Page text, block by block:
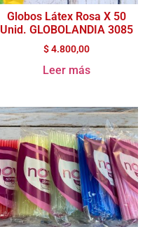
Globos Látex Rosa X 50
Unid. GLOBOLANDIA 3085
$4.800,00
Leer más